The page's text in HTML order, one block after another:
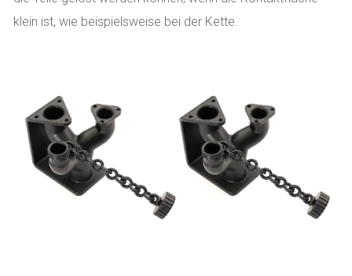
klein ist, wie beispielsweise bei der Kette.